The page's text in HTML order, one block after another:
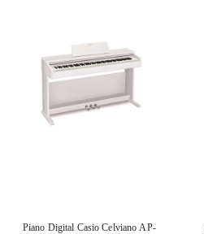
Piano Digital Casio Celviano AP-